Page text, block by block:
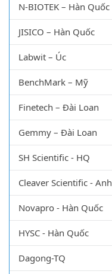
N-BIOTEK – Hàn Quốc
JISICO – Hàn Quốc
Labwit – Úc
BenchMark – Mỹ
Finetech – Đài Loan
Gemmy – Đài Loan
SH Scientific - HQ
Cleaver Scientific - Anh
Novapro - Hàn Quốc
HYSC - Hàn Quốc
Dagong-TQ